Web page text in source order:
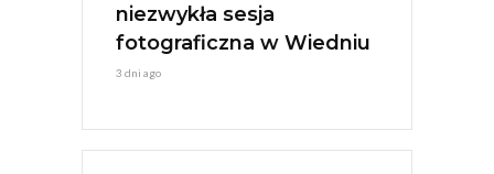
niezwykła sesja
fotograficzna w Wiedniu
3 dni ago